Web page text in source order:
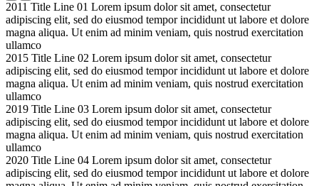
2011 Title Line 01 Lorem ipsum dolor sit amet, consectetur
adipiscing elit, sed do eiusmod tempor incididunt ut labore et dolore
magna aliqua. Ut enim ad minim veniam, quis nostrud exercitation
ullamco
2015 Title Line 02 Lorem ipsum dolor sit amet, consectetur
adipiscing elit, sed do eiusmod tempor incididunt ut labore et dolore
magna aliqua. Ut enim ad minim veniam, quis nostrud exercitation
ullamco
2019 Title Line 03 Lorem ipsum dolor sit amet, consectetur
adipiscing elit, sed do eiusmod tempor incididunt ut labore et dolore
magna aliqua. Ut enim ad minim veniam, quis nostrud exercitation
ullamco
2020 Title Line 04 Lorem ipsum dolor sit amet, consectetur
adipiscing elit, sed do eiusmod tempor incididunt ut labore et dolore